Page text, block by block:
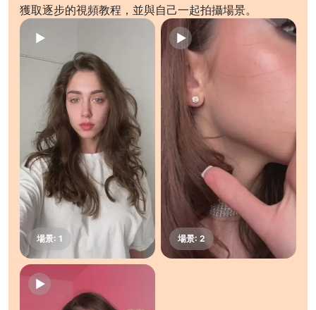
獲取逐步的視頻教程，並與自己一起拍攝場景。